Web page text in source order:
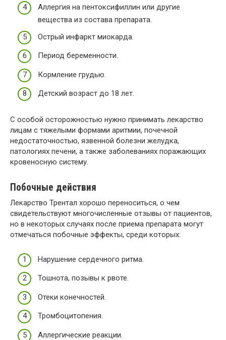
Аллергия на пентоксифиллин или другие
вещества из состава препарата.
Острый инфаркт миокарда.
Период беременности.
Кормление грудью.
Детский возраст до 18 лет.
С особой осторожностью нужно принимать лекарство
лицам с тяжелыми формами аритмии, почечной
недостаточностью, язвенной болезни желудка,
патологиях печени, а также заболеваниях поражающих
кровеносную систему.
Побочные действия
Лекарство Трентал хорошо переноситься, о чем
свидетельствуют многочисленные отзывы от пациентов,
но в некоторых случаях после приема препарата могут
отмечаться побочные эффекты, среди которых:
Нарушение сердечного ритма.
Тошнота, позывы к рвоте.
Отеки конечностей.
Тромбоцитопения.
Аллергические реакции.